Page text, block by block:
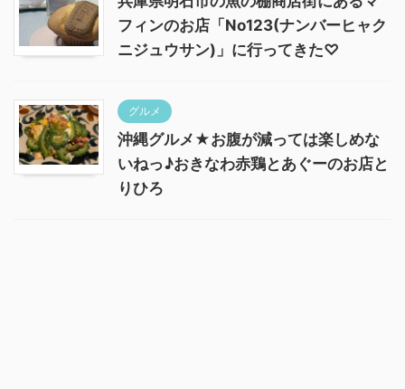
フィンのお店「No123(ナンバーヒャク
ニジュウサン)」に行ってきた♡
グルメ
沖縄グルメ★お腹が減っては楽しめな
いねっ♪おきなわ赤鶏とあぐーのお店と
りひろ